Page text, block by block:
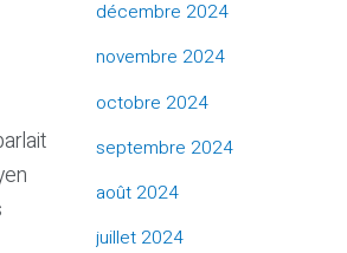
décembre 2024
novembre 2024
octobre 2024
septembre 2024
août 2024
juillet 2024